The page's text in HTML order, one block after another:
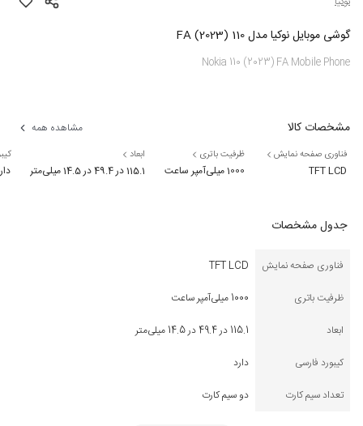
گوشی موبایل نوکیا مدل 110 (2023) FA
Nokia 110 (2023) FA Mobile Phone
مشخصات کالا مشاهده همه
فناوری صفحه نمایش
TFT LCD
ظرفیت باتری
1000 میلی‌آمپر ساعت
ابعاد
115.1 در 49.4 در 14.5 میلی‌متر
جدول مشخصات
فناوری صفحه نمایش
TFT LCD
ظرفیت باتری
1000 میلی‌آمپر ساعت
ابعاد
115.1 در 49.4 در 14.5 میلی‌متر
کیبورد فارسی
دارد
تعداد سیم کارت
دو سیم کارت